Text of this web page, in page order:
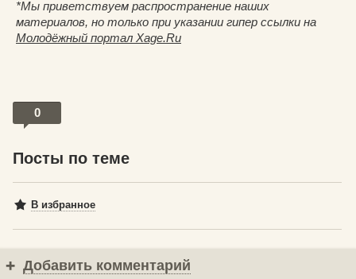
*Мы приветствуем распространение наших
материалов, но только при указании гипер ссылки на
Молодёжный портал Xage.Ru
0
Посты по теме
В избранное
Добавить комментарий